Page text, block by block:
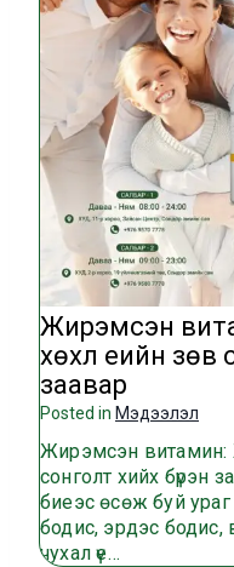
Жирэмсэн
хөхүүл үеийн
заавар
Posted in Мэдээлэл
Жирэмсэн витамин:
сонголт хийх бүрэн
биеэс өсөж буй ураг
бодис, эрдэс
чухал үе…